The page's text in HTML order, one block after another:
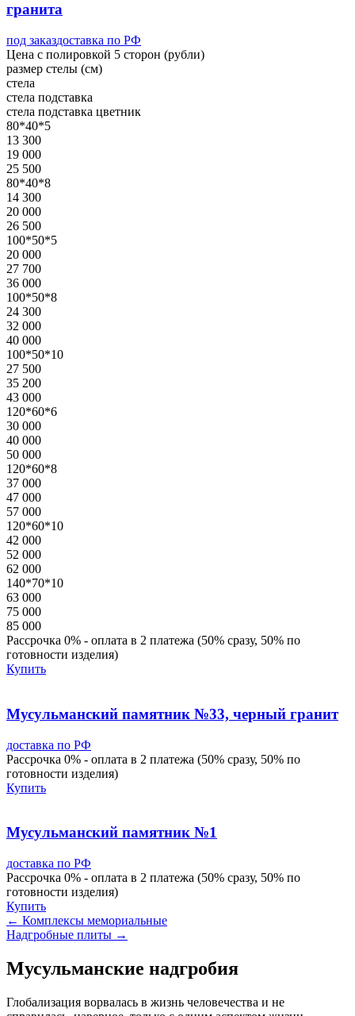
гранита
под заказдоставка по РФ
Цена с полировкой 5 сторон (рубли)
размер стелы (см)
стела
стела подставка
стела подставка цветник
80*40*5
13 300
19 000
25 500
80*40*8
14 300
20 000
26 500
100*50*5
20 000
27 700
36 000
100*50*8
24 300
32 000
40 000
100*50*10
27 500
35 200
43 000
120*60*6
30 000
40 000
50 000
120*60*8
37 000
47 000
57 000
120*60*10
42 000
52 000
62 000
140*70*10
63 000
75 000
85 000
Рассрочка 0% - оплата в 2 платежа (50% сразу, 50% по
готовности изделия)
Купить
Мусульманский памятник №33, черный гранит
доставка по РФ
Рассрочка 0% - оплата в 2 платежа (50% сразу, 50% по
готовности изделия)
Купить
Мусульманский памятник №1
доставка по РФ
Рассрочка 0% - оплата в 2 платежа (50% сразу, 50% по
готовности изделия)
Купить
← Комплексы мемориальные
Надгробные плиты →
Мусульманские надгробия
Глобализация ворвалась в жизнь человечества и не